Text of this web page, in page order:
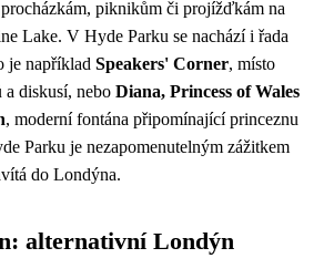
piknikům či projížďkám na
Lake. V Hyde Parku se nachází i řada
je například Speakers' Corner, místo
diskusí, nebo Diana, Princess of Wales
, moderní fontána připomínající princeznu
Parku je nezapomenutelným zážitkem
do Londýna.
alternativní Londýn